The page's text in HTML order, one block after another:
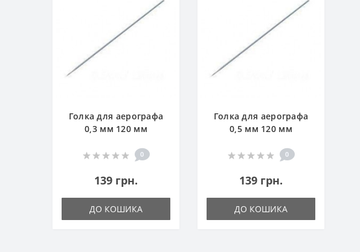
Голка для аерографа
0,3 мм 120 мм
0
139 грн.
ДО КОШИКА
Голка для аерографа
0,5 мм 120 мм
0
139 грн.
ДО КОШИКА